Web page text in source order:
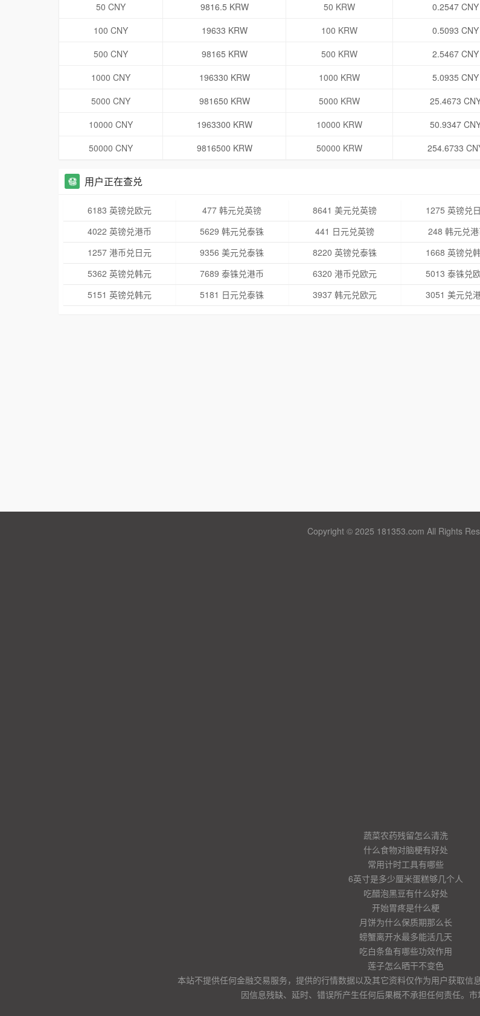
50 CNY
9816.5 KRW 50 KRW
0.2547 CNY
100 CNY
19633 KRW 100 KRW
0.5093 CNY
500 CNY
98165 KRW 500 KRW
2.5467 CNY
1000 CNY
196330 KRW 1000 KRW
5.0935 CNY
5000 CNY
981650 KRW 5000 KRW
25.4673
10000 CNY
1963300 KRW 10000 KRW
50.9347
50000 CNY
9816500 KRW 50000 KRW 254.6733
用户正在查兑
6183 英镑兑欧元 477 韩元兑英镑 8641 美元兑英镑
1275 英镑兑
4022 英镑兑港币
5629 韩元兑泰铢 441 日元兑英镑
248 韩元兑
1257 港币兑日元
9356 美元兑泰铢 8220 英镑兑泰铢
1668 英镑兑
5362 英镑兑韩元
7689 泰铢兑港币 6320 港币兑欧元
5013 泰铢兑
5151 英镑兑韩元
5181 日元兑泰铢 3937 韩元兑欧元 3051 美元兑
Copyright © 2025 181353.com All Rights
蔬菜农药残留怎么清洗
什么食物对脑梗有好处
常用计时工具有哪些
6英寸是多少厘米蛋糕够几个人
吃醋泡黑豆有什么好处
开始胃疼是什么梗
月饼为什么保质期那么长
螃蟹离开水最多能活几天
吃白条鱼有哪些功效作用
莲子怎么晒干不变色
本站不提供任何金融交易服务，提供的行情数据以及其它资料仅作为用户获取信
因信息残缺、延时、错误所产生任何后果概不承担任何责任。市